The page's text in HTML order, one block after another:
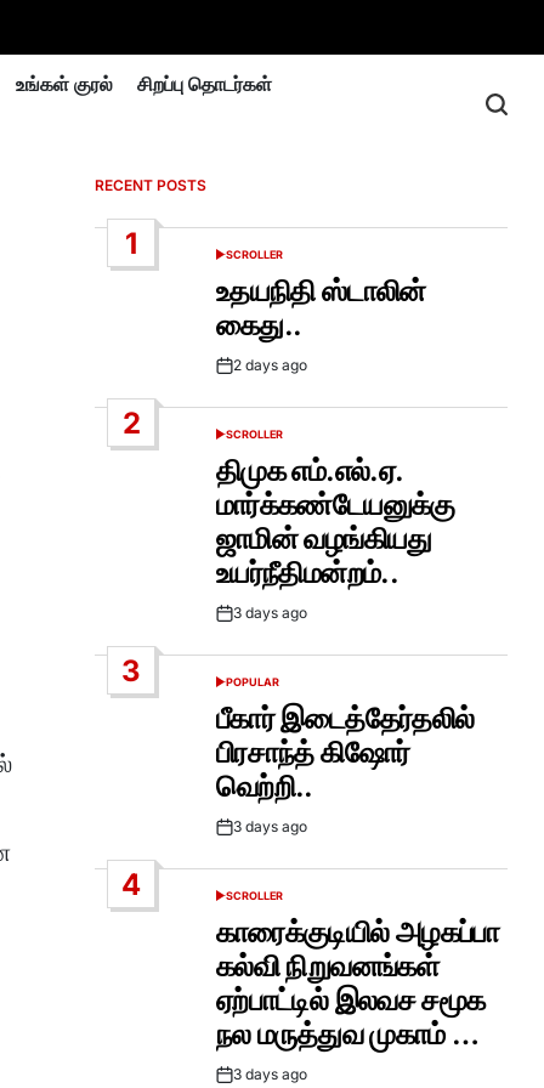
உங்கள் குரல் சிறப்பு தொடர்கள்
RECENT POSTS
1
POSTED
SCROLLER
உதயநிதி ஸ்டாலின்
கைது..
Post2 days ago
2
POSTED
SCROLLER
திமுக எம்.எல்.ஏ.
மார்க்கண்டேயனுக்கு
ஜாமின் வழங்கியது
உயர்நீதிமன்றம்..
Post3 days ago
3
POSTED
POPULAR
பீகார் இடைத்தேர்தலில்
பிரசாந்த் கிஷோர்
வெற்றி..
Post3 days ago
4
POSTED
SCROLLER
காரைக்குடியில் அழகப்பா
கல்வி நிறுவனங்கள்
ஏற்பாட்டில் இலவச சமூக
நல மருத்துவ முகாம் …
Post3 days ago